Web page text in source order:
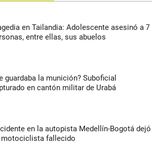
en Tailandia: Adolescente asesinó a 7
entre ellas, sus abuelos
guardaba la munición? Suboficial
en cantón militar de Urabá
en la autopista Medellín-Bogotá dejó
motociclista fallecido